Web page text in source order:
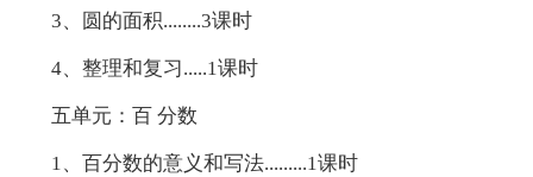
3、圆的面积........3课时
4、整理和复习.....1课时
五单元：百 分数
1、百分数的意义和写法.........1课时